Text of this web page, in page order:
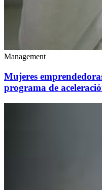
Management
Mujeres
programa de